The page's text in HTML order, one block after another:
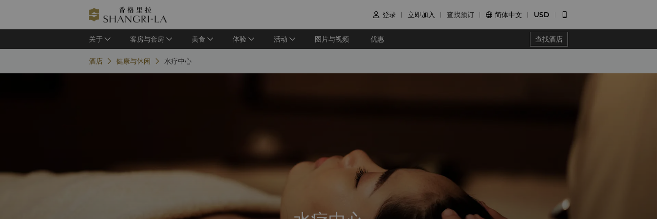
 登录 立即加入 查找预订  简体中文 USD 
关于 客房与套房 美食 体验 活动 图片与视频 优惠 查找酒店
酒店 健康与休闲 水疗中心